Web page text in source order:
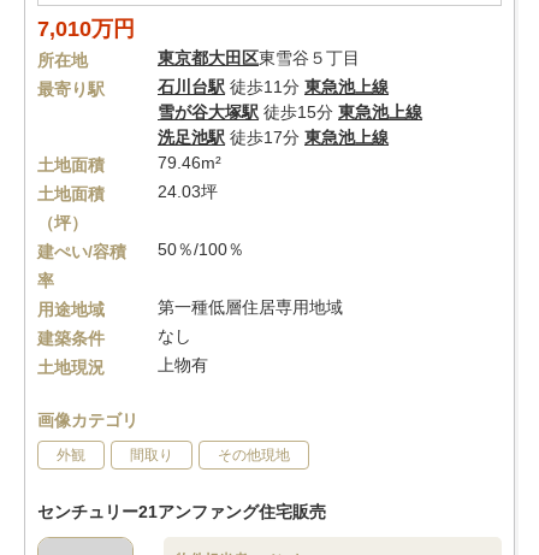
7,010万円
所在地 東京都大田区東雪谷５丁目
最寄り駅
石川台駅 徒歩11分 東急池上線
雪が谷大塚駅 徒歩15分 東急池上線
洗足池駅 徒歩17分 東急池上線
土地面積
79.46m²
土地面積
（坪）
24.03坪
建ぺい/容積
率
50％/100％
用途地域
第一種低層住居専用地域
建築条件
なし
土地現況
上物有
画像カテゴリ
外観 間取り その他現地
センチュリー21アンファング住宅販売